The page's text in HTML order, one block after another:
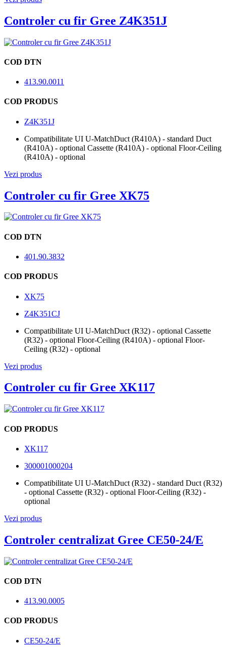
Controler cu fir Gree Z4K351J
COD DTN
413.90.0011
COD PRODUS
Z4K351J
Compatibilitate UI U-MatchDuct (R410A) - standard Duct
(R410A) - optional Cassette (R410A) - optional Floor-Ceiling
(R410A) - optional
Vezi produs
Controler cu fir Gree XK75
COD DTN
401.90.3832
COD PRODUS
XK75
Z4K351CJ
Compatibilitate UI U-MatchDuct (R32) - optional Cassette
(R32) - optional Floor-Ceiling (R410A) - optional Floor-
Ceiling (R32) - optional
Vezi produs
Controler cu fir Gree XK117
COD PRODUS
XK117
300001000204
Compatibilitate UI U-MatchDuct (R32) - standard Duct (R32)
- optional Cassette (R32) - optional Floor-Ceiling (R32) -
optional
Vezi produs
Controler centralizat Gree CE50-24/E
COD DTN
413.90.0005
COD PRODUS
CE50-24/E